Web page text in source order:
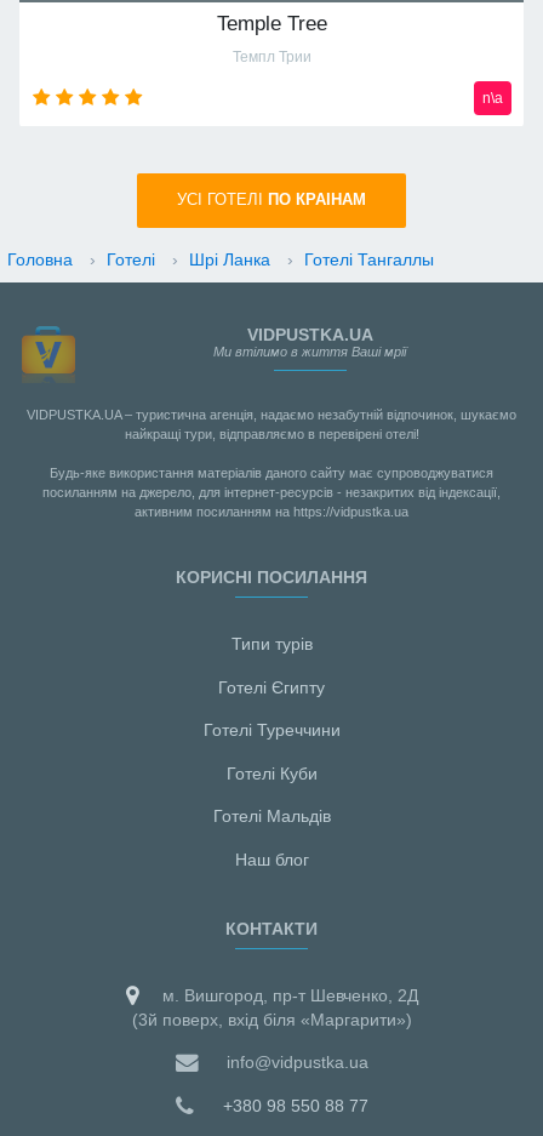
Majestic Mirage 5*
Маджестик Мираж
n\a
УСI ГОТЕЛІ ПО КРАIНАМ
Головна › Готелі › Шрі Ланка › Готелі Тангаллы
VIDPUSTKA.UA
Ми втілимо в життя Ваші мрії
VIDPUSTKA.UA – туристична агенція, надаємо незабутній відпочинок, шукаємо
найкращі тури, відправляємо в перевірені отелі!
Будь-яке використання матеріалів даного сайту має супроводжуватися
посиланням на джерело, для інтернет-ресурсів - незакритих від індексації,
активним посиланням на https://vidpustka.ua
КОРИСНІ ПОСИЛАННЯ
Типи турів
Готелі Єгипту
Готелі Туреччини
Готелі Куби
Готелі Мальдiв
Наш блог
КОНТАКТИ
м. Вишгород, пр-т Шевченко, 2Д
(3й поверх, вхід біля «Маргарити»)
info@vidpustka.ua
+380 98 550 88 77